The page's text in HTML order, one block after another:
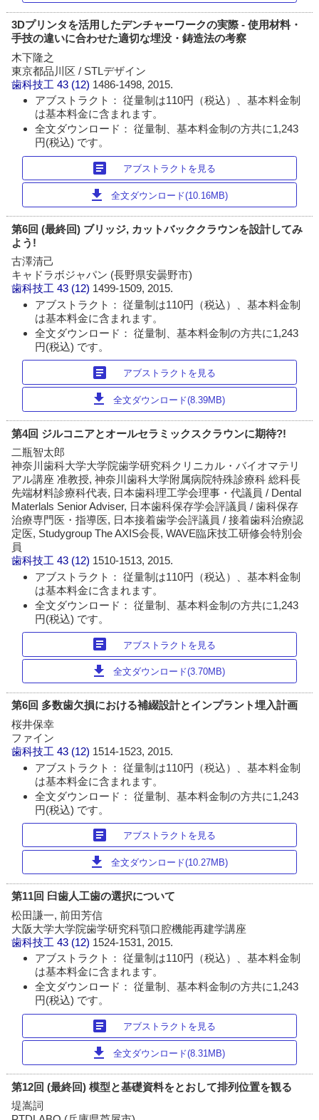
3Dプリンタを活用したデンチャーワークの実際 - 使用材料・
手技の違いに合わせた適切な埋没・鋳造法の考察
木下隆之
東京都品川区 / STLデザイン
歯科技工 43 (12) 1486-1498, 2015.
アブストラクト： 従量制は110円（税込）、基本料金制
は基本料金に含まれます。
全文ダウンロード： 従量制、基本料金制の方共に1,243
円(税込) です。
article アブストラクトを見る
download 全文ダウンロード(10.16MB)
第6回 (最終回) ブリッジ, カットバッククラウンを設計してみ
よう!
古澤清己
キャドラボジャパン (長野県安曇野市)
歯科技工 43 (12) 1499-1509, 2015.
アブストラクト： 従量制は110円（税込）、基本料金制
は基本料金に含まれます。
全文ダウンロード： 従量制、基本料金制の方共に1,243
円(税込) です。
article アブストラクトを見る
download 全文ダウンロード(8.39MB)
第4回 ジルコニアとオールセラミックスクラウンに期待?!
二瓶智太郎
神奈川歯科大学大学院歯学研究科クリニカル・バイオマテリ
アル講座 准教授, 神奈川歯科大学附属病院特殊診療科 総科長
先端材料診療科代表, 日本歯科理工学会理事・代議員 / Dental
Materlals Senior Adviser, 日本歯科保存学会評議員 / 歯科保存
治療専門医・指導医, 日本接着歯学会評議員 / 接着歯科治療認
定医, Studygroup The AXIS会長, WAVE臨床技工研修会特別会
員
歯科技工 43 (12) 1510-1513, 2015.
アブストラクト： 従量制は110円（税込）、基本料金制
は基本料金に含まれます。
全文ダウンロード： 従量制、基本料金制の方共に1,243
円(税込) です。
article アブストラクトを見る
download 全文ダウンロード(3.70MB)
第6回 多数歯欠損における補綴設計とインプラント埋入計画
桜井保幸
ファイン
歯科技工 43 (12) 1514-1523, 2015.
アブストラクト： 従量制は110円（税込）、基本料金制
は基本料金に含まれます。
全文ダウンロード： 従量制、基本料金制の方共に1,243
円(税込) です。
article アブストラクトを見る
download 全文ダウンロード(10.27MB)
第11回 臼歯人工歯の選択について
松田謙一, 前田芳信
大阪大学大学院歯学研究科顎口腔機能再建学講座
歯科技工 43 (12) 1524-1531, 2015.
アブストラクト： 従量制は110円（税込）、基本料金制
は基本料金に含まれます。
全文ダウンロード： 従量制、基本料金制の方共に1,243
円(税込) です。
article アブストラクトを見る
download 全文ダウンロード(8.31MB)
第12回 (最終回) 模型と基礎資料をとおして排列位置を観る
堤嵩詞